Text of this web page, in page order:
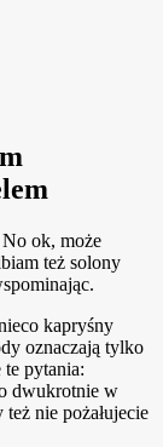
ok, może
też solony
kapryśny
oznaczają tylko
pytania:
dwukrotnie w
nie pożałujecie